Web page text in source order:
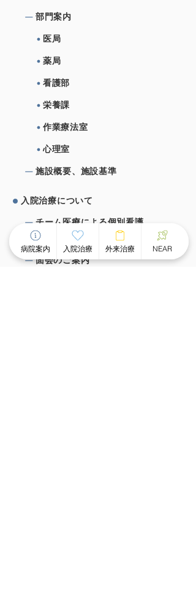
部⾨案内
医局
薬局
看護部
栄養課
作業療法室
心理室
施設概要、施設基準
⼊院治療について
チーム医療による個別看護
スピーディな受け⼊れ体制
⾯会のご案内
病院案内 入院治療 外来治療 NEAR